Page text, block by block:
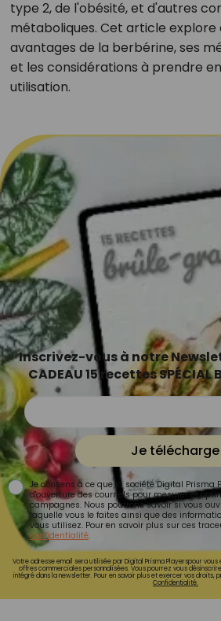
type 2, de l'obésité, et d'autres
métaboliques. Cet article explore
avantages de la berbérine, ses
et les considérations à prendre
utilisation.
Inscrivez-vous à notre
CADEAU 15 recettes SPÉCIAL
Je télécharge
Je consens à ce que la société Digital Prisma
d'ouverture des courriels pour mesurer et
campagnes. Nous pourrons savoir si vous
laquelle vous le faites ainsi que des
vous utilisez. Pour en savoir plus sur ces
confidentialité.
Votre adresse email sera utilisée par Digital Prisma Playerspour
offres commerciales personnalisées. Vous pourrez vous
intégré dans la newsletter. Pour en savoir plus et exercer vos droits,
Confidentialité.